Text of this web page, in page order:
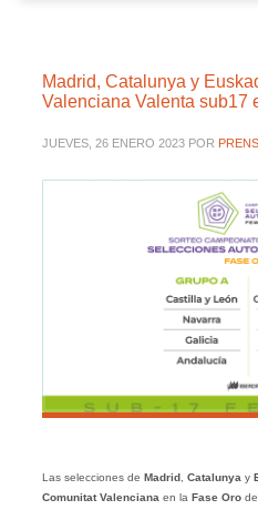
Madrid, Catalunya y
Valenciana Valenta sub17
JUEVES, 26 ENERO 2023 POR
Las selecciones de Madrid, Catalunya y
Comunitat Valenciana en la Fase Oro